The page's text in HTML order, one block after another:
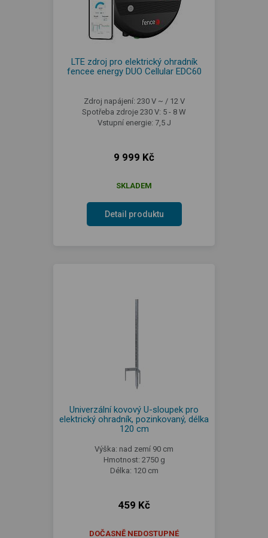
LTE zdroj pro elektrický ohradník
fencee energy DUO Cellular EDC60
Zdroj napájení: 230 V ~ / 12 V
Spotřeba zdroje 230 V: 5 - 8 W
Vstupní energie: 7,5 J
9 999 Kč
SKLADEM
Detail produktu
Univerzální kovový U-sloupek pro
elektrický ohradník, pozinkovaný, délka
120 cm
Výška: nad zemí 90 cm
Hmotnost: 2750 g
Délka: 120 cm
459 Kč
DOČASNĚ NEDOSTUPNÉ